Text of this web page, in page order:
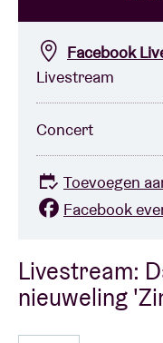
BRDCST
ABtv
Concertcheque
Over AB
Contact
Livestream:
nieuweling
Facebook
Livestream
Concert
Toevoegen
Facebook